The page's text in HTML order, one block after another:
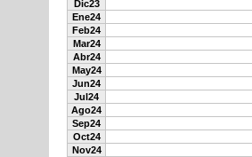
Dic23
Ene24
Feb24
Mar24
Abr24
May24
Jun24
Jul24
Ago24
Sep24
Oct24
Nov24